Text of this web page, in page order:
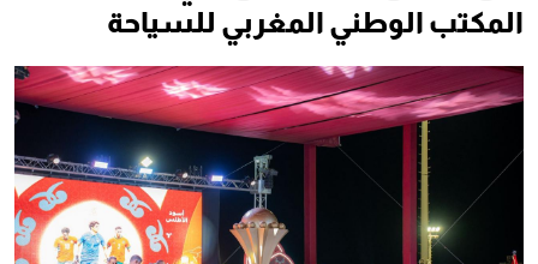
المكتب الوطني المغربي للسياحة